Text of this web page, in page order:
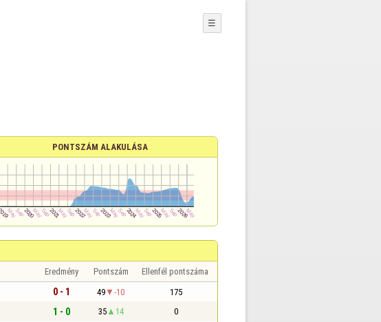
☰
PONTSZÁM ALAKULÁSA
Eredmény Pontszám Ellenfél pontszáma
0 - 1 49 -10 175
1 - 0 35 14 0